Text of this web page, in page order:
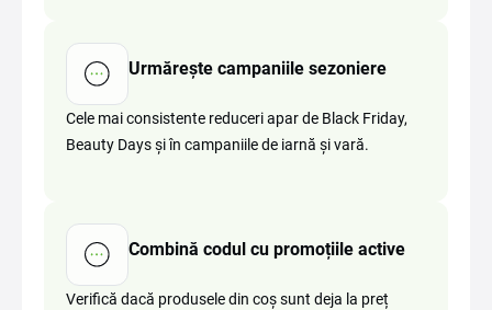
Urmărește campaniile sezoniere
Cele mai consistente reduceri apar de Black Friday,
Beauty Days și în campaniile de iarnă și vară.
Combină codul cu promoțiile active
Verifică dacă produsele din coș sunt deja la preț